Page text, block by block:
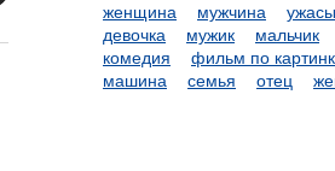
женщина
мужчина
ужасы
девочка
мужик
мальчик
комедия
фильм по
машина
семья отец